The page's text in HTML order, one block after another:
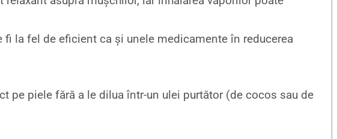
la fel de eficient ca și unele medicamente în reducerea
pe piele fără a le dilua într-un ulei purtător (de cocos sau de